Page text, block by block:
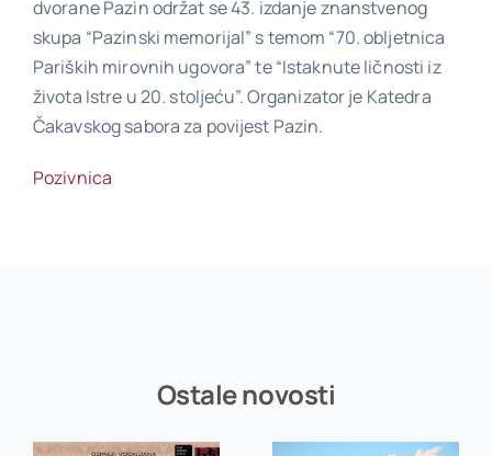
Poveznice
dvorane Pazin održat se 43. izdanje znanstvenog
skupa “Pazinski memorijal” s temom “70. obljetnica
Pariških mirovnih ugovora” te “Istaknute ličnosti iz
života Istre u 20. stoljeću”. Organizator je Katedra
Čakavskog sabora za povijest Pazin.
Pozivnica
Ostale novosti